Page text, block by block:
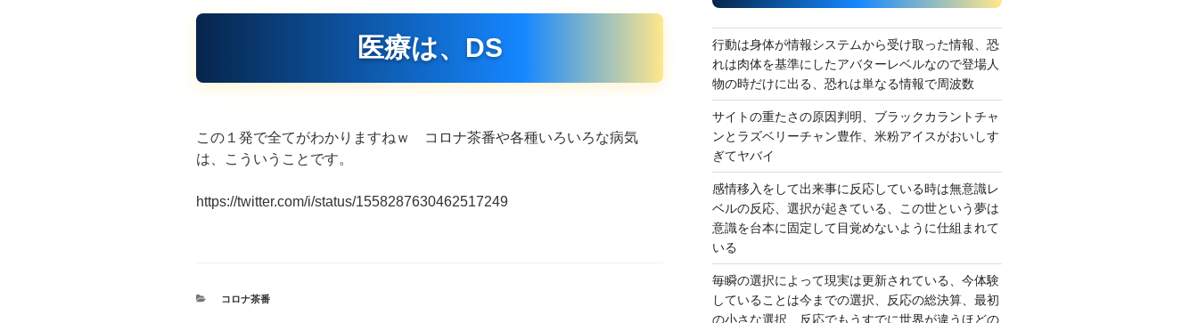
医療は、DS
この１発で全てがわかりますねｗ コロナ茶番や各種いろいろな病気
は、こういうことです。
https://twitter.com/i/status/1558287630462517249
カ
コロナ茶番
行動は身体が情報システムから受け取った情報、恐
れは肉体を基準にしたアバターレベルなので登場人
物の時だけに出る、恐れは単なる情報で周波数
サイトの重たさの原因判明、ブラックカラントチャ
ンとラズベリーチャン豊作、米粉アイスがおいしす
ぎてヤバイ
感情移入をして出来事に反応している時は無意識レ
ベルの反応、選択が起きている、この世という夢は
意識を台本に固定して目覚めないように仕組まれて
いる
毎瞬の選択によって現実は更新されている、今体験
していることは今までの選択、反応の総決算、最初
の小さな選択、反応でもうすでに世界が違うほどの